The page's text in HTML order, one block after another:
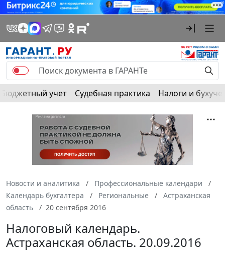
Бюджетный учет Судебная практика Налоги и
Новости и аналитика
Профессиональные календари
Календарь бухгалтера
Региональные
Астраханская
область
20 сентября 2016
Налоговый календарь.
Астраханская область. 20.09.2016